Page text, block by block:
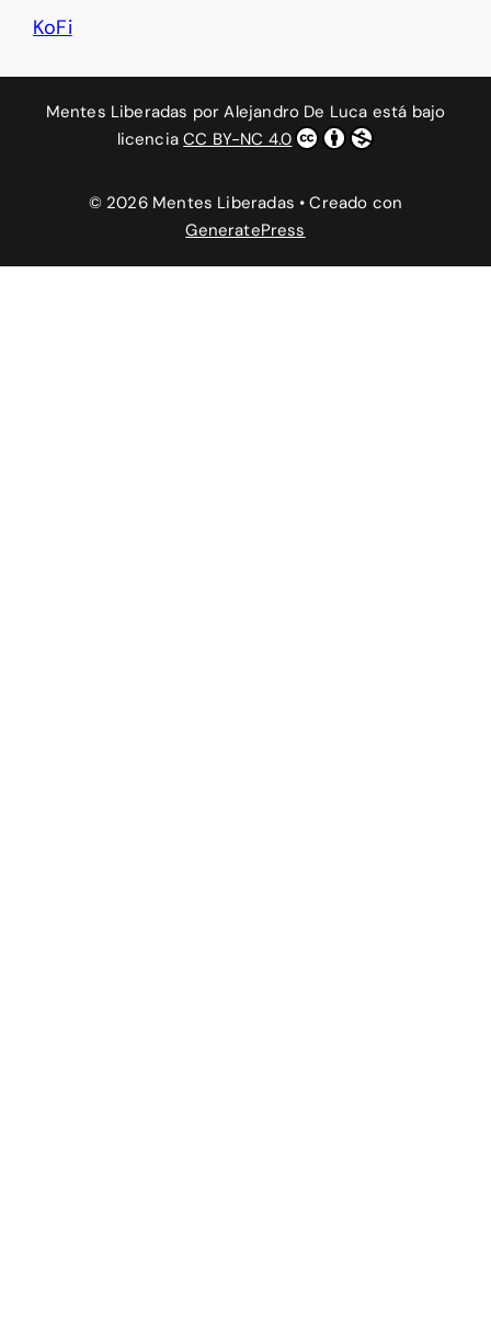
KoFi
Mentes Liberadas porAlejandro De Luca está bajo
licenciaCC BY-NC 4.0
© 2026 Mentes Liberadas • Creado con
GeneratePress